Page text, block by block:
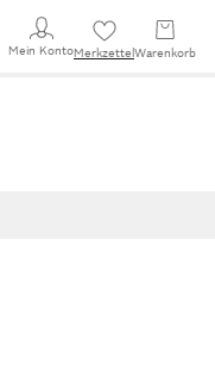
Mein KontoMerkzettel Warenkorb